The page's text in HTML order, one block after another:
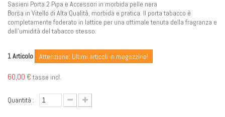
Sasieni Porta 2 Pipa e Accessori in morbida pelle nera
Borsa in Vitello di Alta Qualità, morbida e pratica. Il porta tabacco è
completamente foderato in lattice per una ottimale tenuta della fragranza e
dell'umidità del tabacco stesso.
1Articolo Attenzione: Ultimi articoli in magazzino!
60,00 € tasse incl.
Quantità :